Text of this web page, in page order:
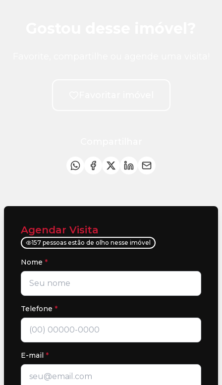
Agendar Visita
157 pessoas estão de olho nesse imóvel
Nome *
Telefone *
E-mail *